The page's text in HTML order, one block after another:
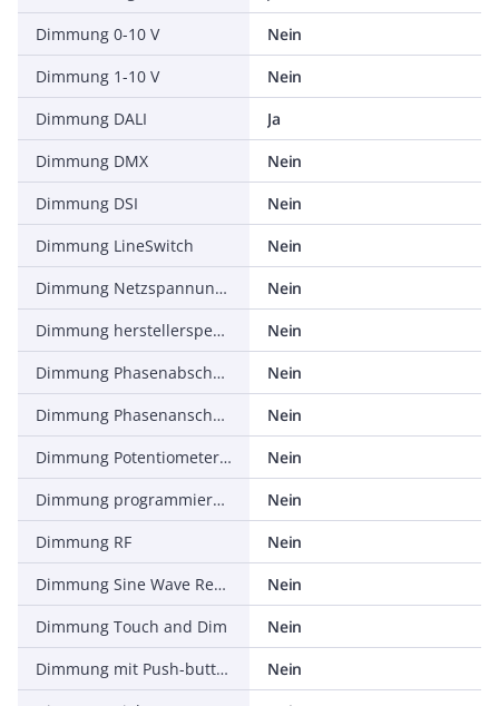
Dimmung 0-10 V
Nein
Dimmung 1-10 V
Nein
Dimmung DALI
Ja
Dimmung DMX
Nein
Dimmung DSI
Nein
Dimmung LineSwitch
Nein
Dimmung Netzspannungsmodulation
Nein
Dimmung herstellerspezifisch
Nein
Dimmung Phasenabschnitt
Nein
Dimmung Phasenanschnitt
Nein
Dimmung Potentiometer (geräteintegriert)
Nein
Dimmung programmierbar
Nein
Dimmung RF
Nein
Dimmung Sine Wave Reduction
Nein
Dimmung Touch and Dim
Nein
Dimmung mit Push-button
Nein